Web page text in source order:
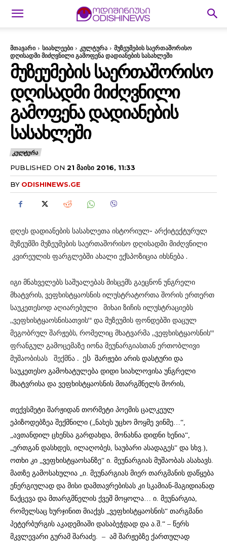
მთავარი სიახლეები კულტურა
მუზეუმების საერთაშორისო
დღისადმი მიძღვნილი გამოფენა დადიანების სასახლეში
ᲛᲣᲖᲔᲣᲛᲔᲑᲘᲡ ᲡᲐᲔᲠᲗᲐᲨᲝᲠᲘᲡᲝ
ᲓᲦᲘᲡᲐᲓᲛᲘ ᲛᲘᲫᲦᲕᲜᲘᲚᲘ
ᲒᲐᲛᲝᲤᲔᲜᲐ ᲓᲐᲓᲘᲐᲜᲔᲑᲘᲡ
ᲡᲐᲡᲐᲮᲚᲔᲨᲘ
ᲙᲣᲚᲢᲣᲠᲐ
PUBLISHED ON 21 ᲛᲐᲘᲡᲘ 2016, 11:33
BY ODISHINEWS.GE
დღეს დადიანების სასახლეთა ისტორიულ- არქიტექტურულ
მუზეუმში მუზეუმების საერთაშორისო დღისადმი მიძღვნილი
კვირეულის ფარგლებში ახალი ექსპოზიცია იხსნება .
იგი მნახველებს საშუალებას მისცემს გაეცნონ უნგრელი
მხატვრის, ვეფხისტყაოსნის ილუსტრატორთა შორის ერთერთ
საუკეთესოდ აღიარებული მიხაი ზიჩის ილუსტრაციებს
,,ვეფხისტყაოსნისათვის'' და მუზეუმის ფონდებში დაცულ
მეგობრულ შარჟებს, რომელიც მხატვარმა ,,ვეფხისტყაოსნის''
ფრანგულ გამოცემაზე იონა მეუნარგიასთან ერთობლივი
მუშაობისას შექმნა . ეს შარჟები არის დასტური და
საუკეთესო გამოხატულება დიდი სიახლოვისა უნგრელი
მხატვრისა და ვეფხისტყაოსნის მთარგმნელს შორის,
თექვსმეტი შარჟიდან თორმეტი პოემის ცალკეულ
ეპიზოდებზეა შექმნილი („ნახეს უცხო მოყმე ვინმე…“,
„ავთანდილ ცხენსა გარდახდა, მონახნა დიდნი ხენია“,
„ერთგან დასხდეს, ილაღობეს, საუბარი ასადაგეს“ და სხვ.),
ოთხი კი „ვეფხისტყაოსანზე“ ი. მეუნარგიას მუშაობას ასახავს.
მათზე გამოსახულია „ი. მეუნარგიას მიერ თარგმანის დაწყება
ენერგიულად და მისი დამთავრებისას კი სკამიან-მაგიდიანად
წაქცევა და მთარგმნელის ქვეშ მოყოლა… ი. მეუნარგია,
რომელსაც ხურჯინით მიაქვს „ვეფხისტყაოსნის“ თარგმანი
პეტერბურგის აკადემიაში დასაბეჭდად და ა.შ.“ – წერს
მკვლევარი გურამ შარაძე. – ამ შარჟებზე ქართულად